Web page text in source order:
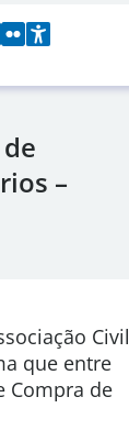
–
Civil
que entre
Compra de